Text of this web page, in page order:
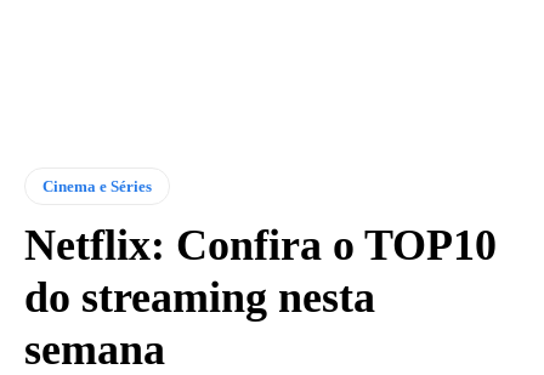
Cinema e Séries
Netflix: Confira o TOP10
do streaming nesta
semana